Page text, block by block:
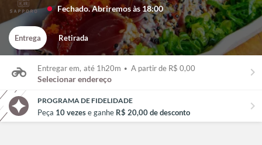
lens Fechado. Abriremos às 18:00
Entrega Retirada
Entregar em, até 1h20m • A partir de R$ 0,00
Selecionar endereço keyboard_arrow_right
PROGRAMA DE FIDELIDADE
Peça 10 vezese ganhe R$ 20,00 de desconto chevron_right